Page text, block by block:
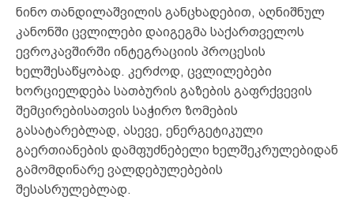
ნინო თანდილაშვილის განცხადებით, აღნიშნულ
კანონში ცვლილები დაიგეგმა საქართველოს
ევროკავშირში ინტეგრაციის პროცესის
ხელშესაწყობად. კერძოდ, ცვლილებები
ხორციელდება სათბურის გაზების გაფრქვევის
შემცირებისათვის საჭირო ზომების
გასატარებლად, ასევე, ენერგეტიკული
გაერთიანების დამფუძნებელი ხელშეკრულებიდან
გამომდინარე ვალდებულებების
შესასრულებლად.